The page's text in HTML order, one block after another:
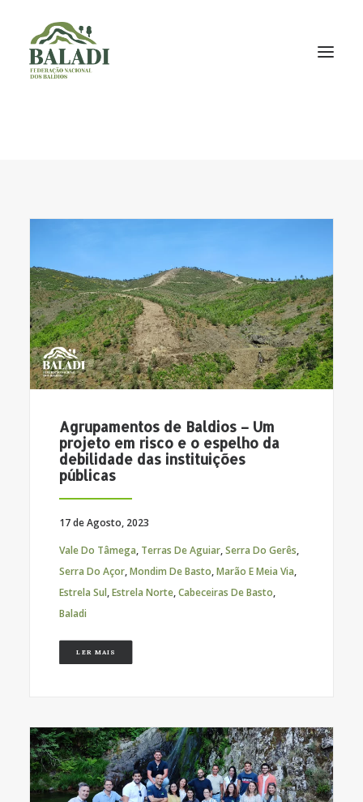
NOTÍCIAS
CONTACTOS
NEWSLETTER
P
Agrupamentos de Baldios – Um
projeto em risco e o espelho da
debilidade das instituições
públicas
17 de Agosto, 2023
Vale Do Tâmega, Terras De Aguiar,Serra Do Gerês,
Serra Do Açor,Mondim De Basto,Marão E Meia Via,
Estrela Sul,Estrela Norte,Cabeceiras De Basto,
Baladi
LER MAIS